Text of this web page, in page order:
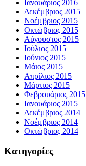
Ιανουάριος 2016
Δεκέμβριος 2015
Νοέμβριος 2015
Οκτώβριος 2015
Αύγουστος 2015
Ιούλιος 2015
Ιούνιος 2015
Μάιος 2015
Απρίλιος 2015
Μάρτιος 2015
Φεβρουάριος 2015
Ιανουάριος 2015
Δεκέμβριος 2014
Νοέμβριος 2014
Οκτώβριος 2014
Kατηγορίες